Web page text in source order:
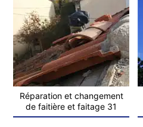
Réparation et changement
de faitière et faitage 31